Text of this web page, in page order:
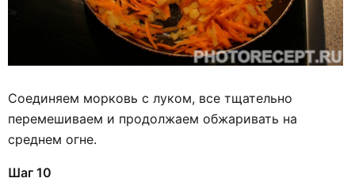
Соединяем морковь с луком, все тщательно
перемешиваем и продолжаем обжаривать на
среднем огне.
Шаг 10